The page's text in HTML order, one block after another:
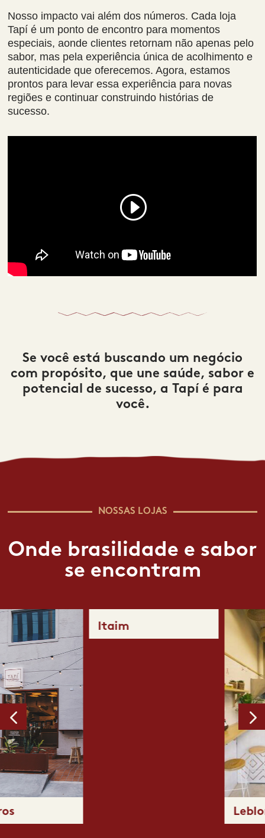
Nosso impacto vai além dos números. Cada loja
Tapí é um ponto de encontro para momentos
especiais, aonde clientes retornam não apenas pelo
sabor, mas pela experiência única de acolhimento e
autenticidade que oferecemos. Agora, estamos
prontos para levar essa experiência para novas
regiões e continuar construindo histórias de
sucesso.
Se você está buscando um negócio
com propósito, que une saúde, sabor e
potencial de sucesso, a Tapí é para
você.
NOSSAS LOJAS
Onde brasilidade e sabor
se encontram
Itaim